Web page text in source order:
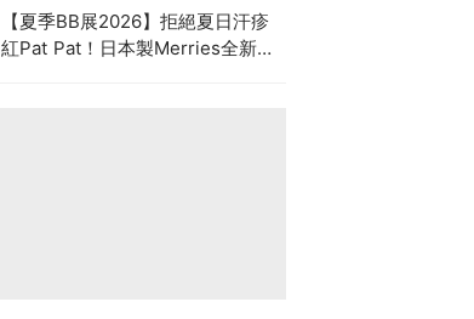
【夏季BB展2026】拒絕夏日汗疹
紅Pat Pat！日本製Merries全新超